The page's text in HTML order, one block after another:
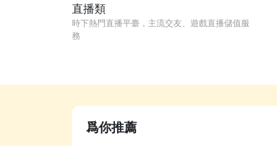
直播類
時下熱門直播平臺，主流交友、遊戲直播儲值服
務
爲你推薦